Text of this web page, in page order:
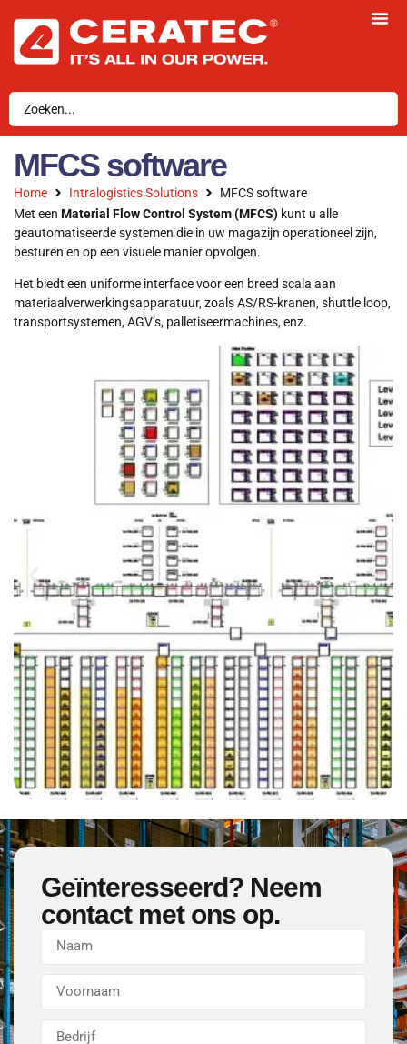
MFCS software
Home Intralogistics Solutions
MFCS software
Met een Material Flow Control System (MFCS) kunt u alle
geautomatiseerde systemen die in uw magazijn operationeel zijn,
besturen en op een visuele manier opvolgen.
Het biedt een uniforme interface voor een breed scala aan
materiaalverwerkingsapparatuur, zoals AS/RS-kranen, shuttle loop,
transportsystemen, AGV’s, palletiseermachines, enz.
Geïnteresseerd? Neem
contact met ons op.